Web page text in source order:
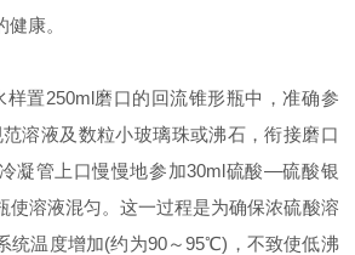
康。
置250ml磨口的回流锥形瓶中，准确参
溶液及数粒小玻璃珠或沸石，衔接磨口
凝管上口慢慢地参加30ml硫酸—硫酸银
使溶液混匀。这一过程是为确保浓硫酸溶
统温度增加(约为90～95℃)，不致使低沸